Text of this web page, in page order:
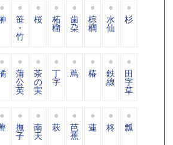
笹
・
竹
桜 柘
榴
歯
朶
棕
櫚
水
仙
杉
蒲
公
英
茶
の
実
丁
字
蔦 椿 鉄
線
田
字
草
撫
子
南
天
萩 芭
蕉
蓮 柊 瓢